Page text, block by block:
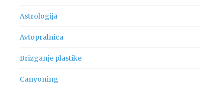
Astrologija
Avtopralnica
Brizganje plastike
Canyoning